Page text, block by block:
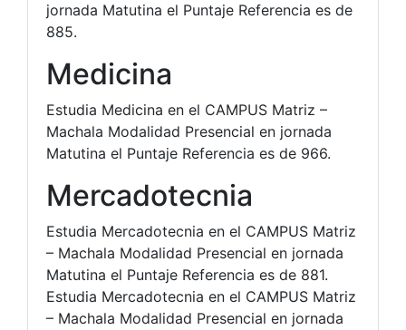
jornada Matutina el Puntaje Referencia es de
885.
Medicina
Estudia Medicina en el CAMPUS Matriz –
Machala Modalidad Presencial en jornada
Matutina el Puntaje Referencia es de 966.
Mercadotecnia
Estudia Mercadotecnia en el CAMPUS Matriz
– Machala Modalidad Presencial en jornada
Matutina el Puntaje Referencia es de 881.
Estudia Mercadotecnia en el CAMPUS Matriz
– Machala Modalidad Presencial en jornada